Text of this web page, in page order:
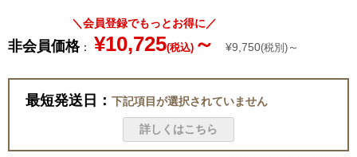
＼会員登録でもっとお得に／
非会員価格： ¥10,725(税込) ～ ¥9,750(税別) ～
最短発送日： 下記項目が選択されていません
詳しくはこちら